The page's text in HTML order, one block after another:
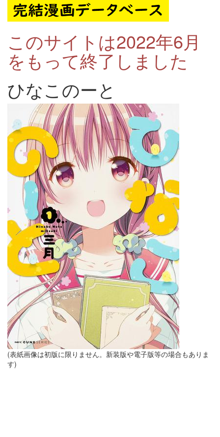
このサイトは2022年6月
をもって終了しました
ひなこのーと
(表紙画像は初版に限りません。新装版や電子版等の場合もありま
す)